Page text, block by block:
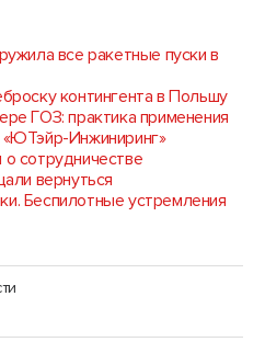
все ракетные пуски в
контингента в Польшу
ГОЗ: практика применения
Инжиниринг»
сотрудничестве
вернуться
Беспилотные устремления